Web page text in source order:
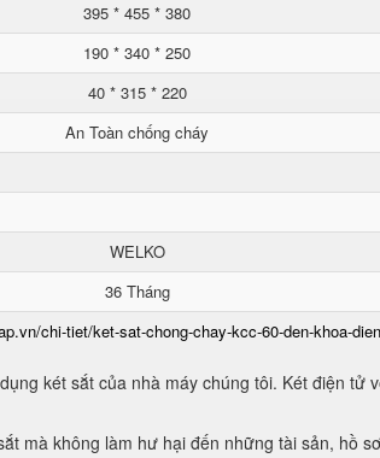
395 * 455 * 380
190 * 340 * 250
40 * 315 * 220
An Toàn chống cháy
WELKO
36 Tháng
chi-tiet/ket-sat-chong-chay-kcc-60-den-khoa-
két sắt của nhà máy chúng tôi. Két điện tử
mà không làm hư hại đến những tài sản, hồ